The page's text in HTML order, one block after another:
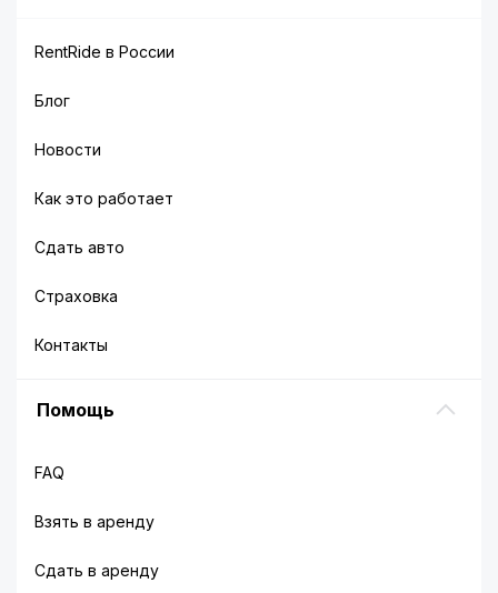
RentRide в России
Блог
Новости
Как это работает
Сдать авто
Страховка
Контакты
Помощь
FAQ
Взять в аренду
Сдать в аренду